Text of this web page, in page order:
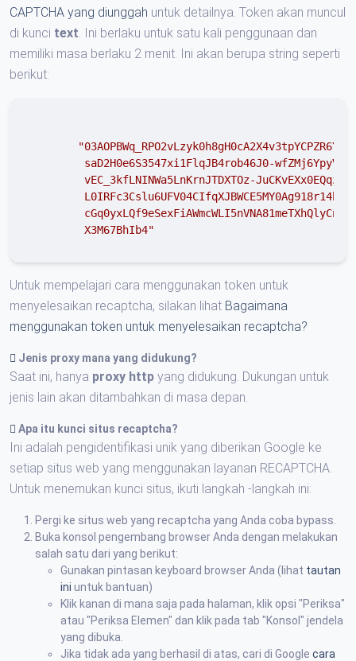
CAPTCHA yang diunggah untuk detailnya. Token akan muncul
di kunci text . Ini berlaku untuk satu kali penggunaan dan
memiliki masa berlaku 2 menit. Ini akan berupa string seperti
berikut:
saD2H0e6S3547xi1FlqJB4rob46J0-
vEC_3kfLNINWa5LnKrnJTDXTOz-
        X3M67BhIb4"
Untuk mempelajari cara menggunakan token untuk
menyelesaikan recaptcha, silakan lihat Bagaimana
menggunakan token untuk menyelesaikan recaptcha?
Jenis proxy mana yang didukung?
Saat ini, hanya proxy http yang didukung. Dukungan untuk
jenis lain akan ditambahkan di masa depan.
Apa itu kunci situs recaptcha?
Ini adalah pengidentifikasi unik yang diberikan Google ke
setiap situs web yang menggunakan layanan RECAPTCHA.
Untuk menemukan kunci situs, ikuti langkah -langkah ini:
Pergi ke situs web yang recaptcha yang Anda coba bypass.
Buka konsol pengembang browser Anda dengan melakukan
salah satu dari yang berikut:
Gunakan pintasan keyboard browser Anda (lihat tautan
ini untuk bantuan)
Klik kanan di mana saja pada halaman, klik opsi "Periksa"
atau "Periksa Elemen" dan klik pada tab "Konsol" jendela
yang dibuka.
Jika tidak ada yang berhasil di atas, cari di Google cara